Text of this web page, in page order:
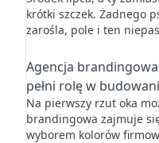
krótki szczek. Żadnego
zarośla, pole i ten
Agencja
pełni rolę w
Na pierwszy rzut oka
brandingowa zajmuje
wyborem kolorów